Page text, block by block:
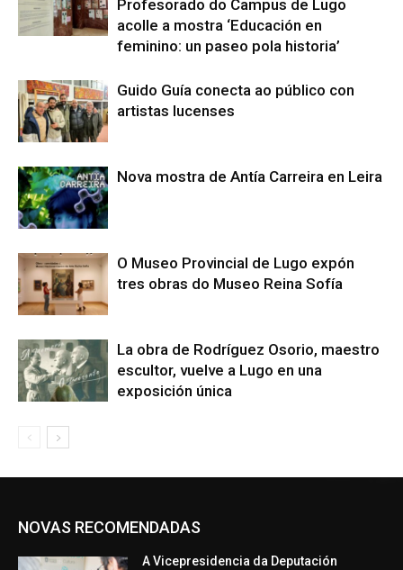
Profesorado do Campus de Lugo
acolle a mostra ‘Educación en
feminino: un paseo pola historia’
Guido Guía conecta ao público con
artistas lucenses
Nova mostra de Antía Carreira en Leira
O Museo Provincial de Lugo expón
tres obras do Museo Reina Sofía
La obra de Rodríguez Osorio, maestro
escultor, vuelve a Lugo en una
exposición única
NOVAS RECOMENDADAS
A Vicepresidencia da Deputación